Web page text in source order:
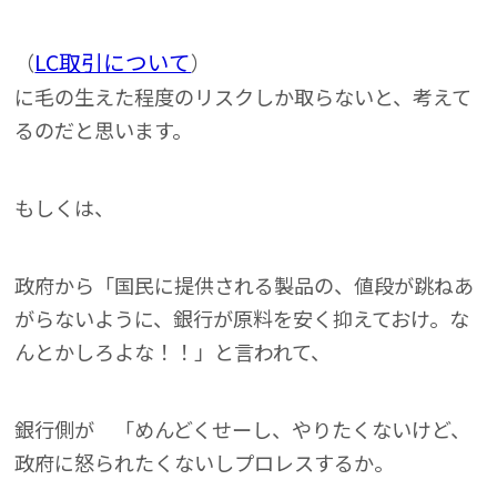
（LC取引について）
に毛の生えた程度のリスクしか取らないと、考えて
るのだと思います。
もしくは、
政府から「国民に提供される製品の、値段が跳ねあ
がらないように、銀行が原料を安く抑えておけ。な
んとかしろよな！！」と言われて、
銀行側が 「めんどくせーし、やりたくないけど、
政府に怒られたくないしプロレスするか。